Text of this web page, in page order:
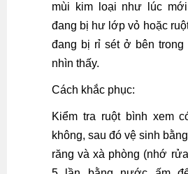
mùi kim loại như lúc
đang bị hư lớp vỏ hoặc
đang bị rỉ sét ở bên trong
nhìn thấy.
Cách khắc phục:
Kiểm tra ruột bình xem
không, sau đó vệ sinh
răng và xà phòng (nhớ